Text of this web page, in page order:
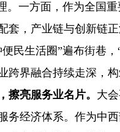
。一方面，作为全国
套，产业链与创新链
生活圈”遍布街巷，
跨界融合持续走深，
擦亮服务业名片。 大
务经济体系。作为中